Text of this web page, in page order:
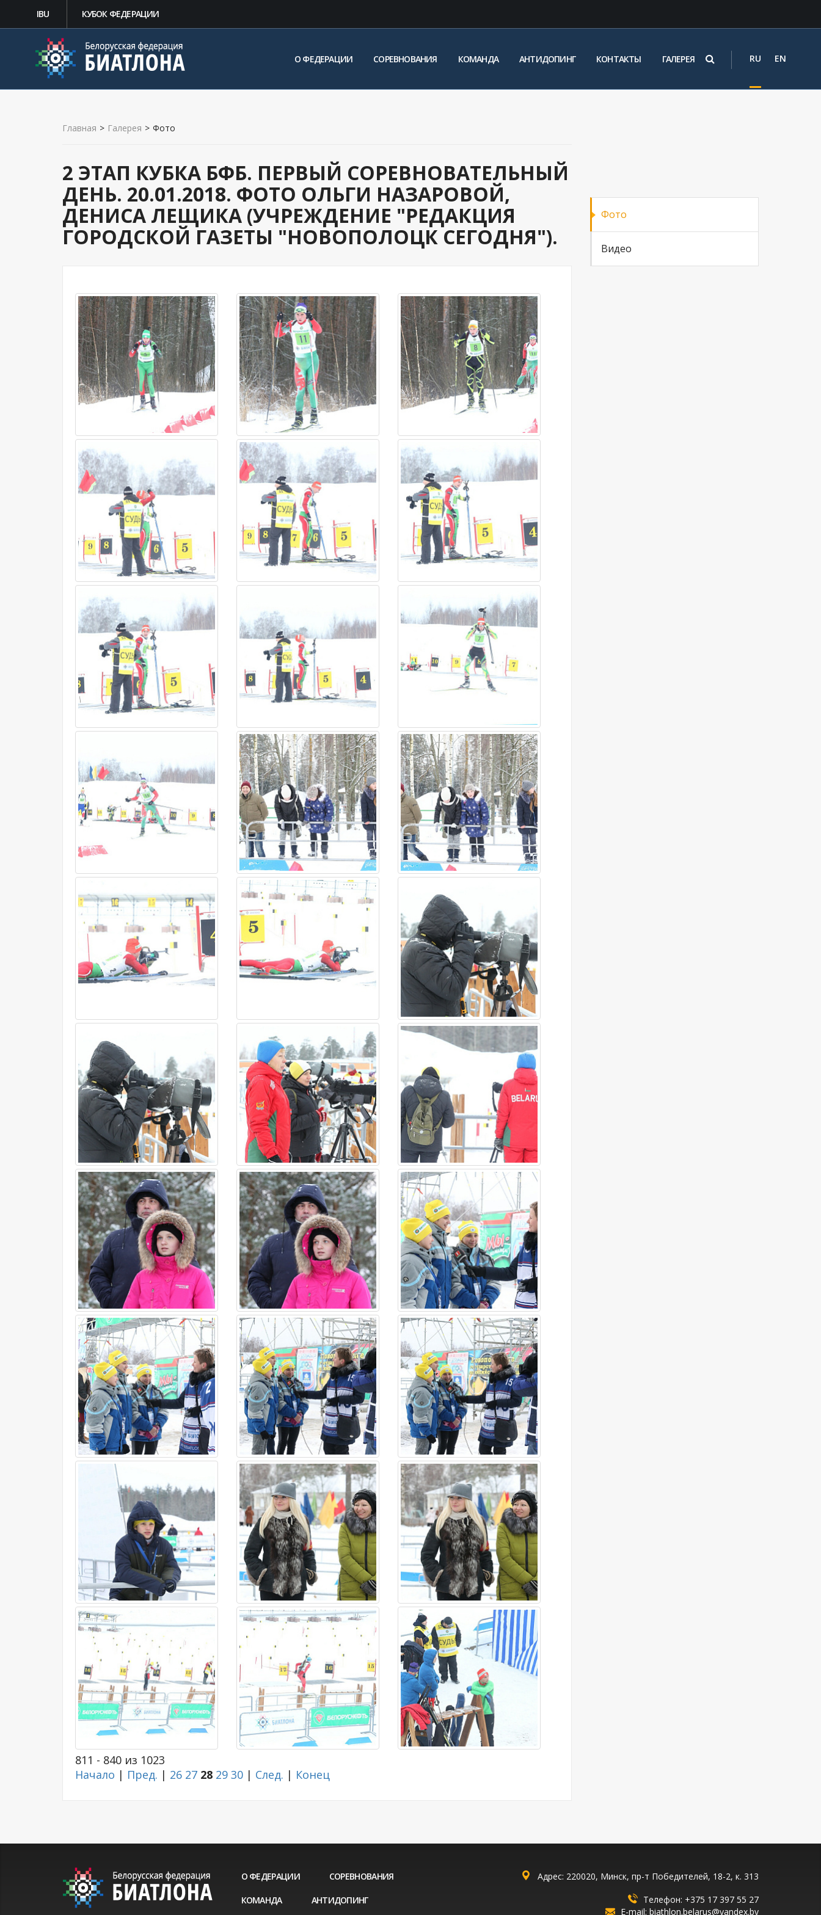
IBU КУБОК ФЕДЕРАЦИИ
О ФЕДЕРАЦИИ СОРЕВНОВАНИЯ КОМАНДА АНТИДОПИНГ КОНТАКТЫ ГАЛЕРЕЯ RU EN
Главная > Галерея > Фото
2 ЭТАП КУБКА БФБ. ПЕРВЫЙ СОРЕВНОВАТЕЛЬНЫЙ
ДЕНЬ. 20.01.2018. ФОТО ОЛЬГИ НАЗАРОВОЙ,
ДЕНИСА ЛЕЩИКА (УЧРЕЖДЕНИЕ "РЕДАКЦИЯ
ГОРОДСКОЙ ГАЗЕТЫ "НОВОПОЛОЦК СЕГОДНЯ").
811 - 840 из 1023
Начало | Пред. | 26 27 28 29 30 | След. | Конец
Фото
Видео
О ФЕДЕРАЦИИ СОРЕВНОВАНИЯ
КОМАНДА АНТИДОПИНГ
Адрес: 220020, Минск, пр-т Победителей, 18-2, к. 313
Телефон: +375 17 397 55 27
E-mail: biathlon.belarus@yandex.by